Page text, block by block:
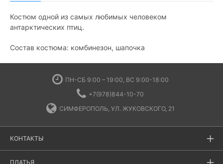
Костюм одной из самых любимых человеком
антарктических птиц.
Состав костюма: комбинезон, шапочка
ПН-СБ 9:00 – 19:00, ВС 9:00-18:00
+7(978)844-10-70
СИМФЕРОПОЛЬ, УЛ. ЖУКОВСКОГО, 21
КОНТАКТЫ
ПЛАТЬЯ